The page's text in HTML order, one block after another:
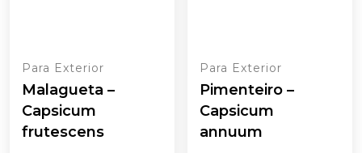
Para Exterior
Malagueta –
Capsicum
frutescens
Para Exterior
Pimenteiro –
Capsicum
annuum